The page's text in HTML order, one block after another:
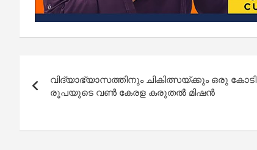
navigation
വിദ്യാഭ്യാസത്തിനും ചികിത്സയ്ക്കും ഒരു കോടി
രൂപയുടെ വണ്‍ കേരള കരുതല്‍ മിഷന്‍